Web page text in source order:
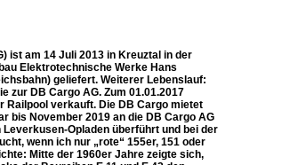
ist am 14 Juli 2013 in Kreuztal in der
Elektrotechnische Werke Hans
geliefert. Weiterer Lebenslauf:
zur DB Cargo AG. Zum 01.01.2017
Railpool verkauft. Die DB Cargo mietet
bis November 2019 an die DB Cargo AG
Opladen überführt und bei der
wenn ich nur „rote“ 155er, 151 oder
Mitte der 1960er Jahre zeigte sich,